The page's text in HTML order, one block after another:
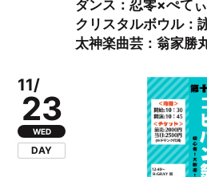
ダンス：忍零×ぺて
クリスタルボウル：
太神楽曲芸：翁家勝
11/
23
WED
DAY